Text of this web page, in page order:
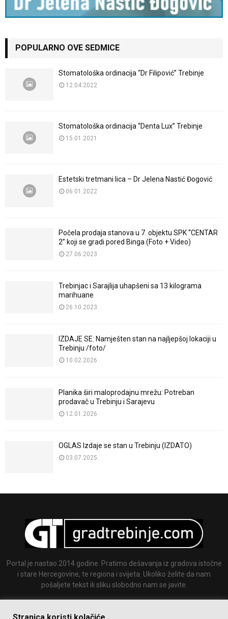
POPULARNO OVE SEDMICE
Stomatološka ordinacija “Dr Filipović” Trebinje
12.04.2022
Stomatološka ordinacija “Denta Lux” Trebinje
15.01.2021
Estetski tretmani lica – Dr Jelena Nastić Đogović
06.01.2022
Počela prodaja stanova u 7. objektu SPK “CENTAR
2” koji se gradi pored Binga (Foto + Video)
27.06.2023
Trebinjac i Sarajlija uhapšeni sa 13 kilograma
marihuane
26.10.2023
IZDAJE SE: Namješten stan na najljepšoj lokaciji u
Trebinju /foto/
10.02.2026
Planika širi maloprodajnu mrežu: Potreban
prodavač u Trebinju i Sarajevu
12.01.2026
OGLAS Izdaje se stan u Trebinju (IZDATO)
03.07.2025
Portal je nastao 2014 godine. Pratimo dešavanja iz gradova istočne
i stare Hercegovine, te regiona i svijeta. Ukoliko želite da nam
pošaljete tekst ili sliku slobodno nam se javite.